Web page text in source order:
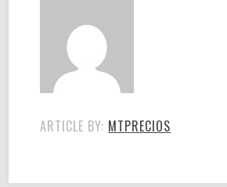
ARTICLE BY: MTPRECIOS